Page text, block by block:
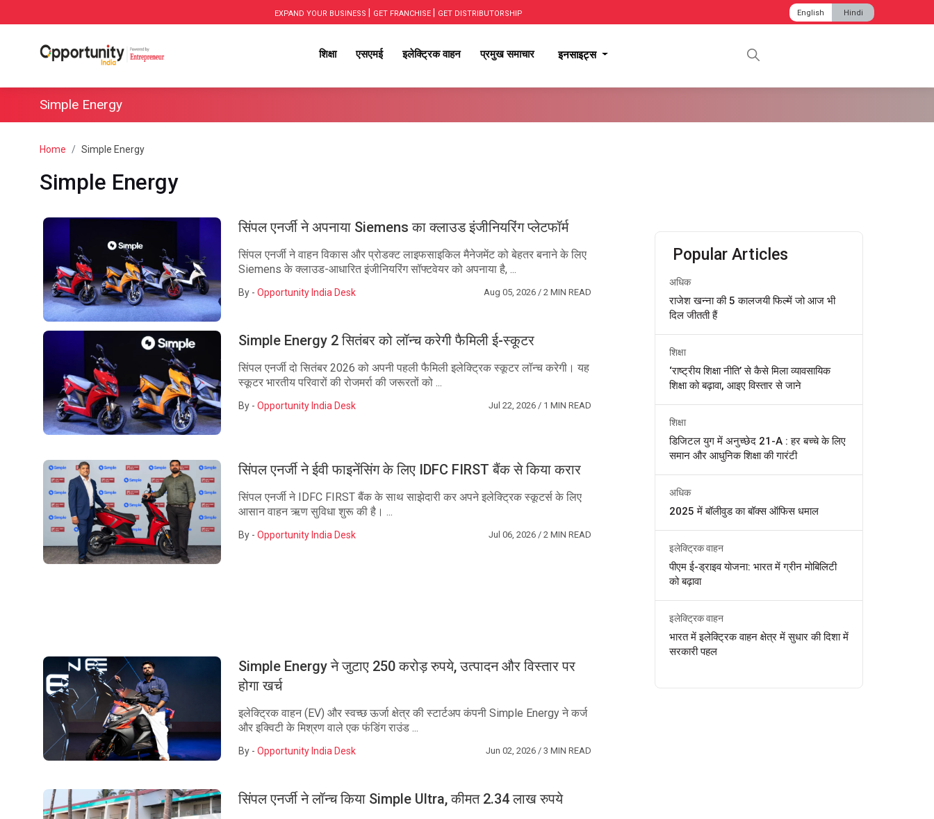
EXPAND YOUR BUSINESS GET FRANCHISE GET DISTRIBUTORSHIP English Hindi
शिक्षा एसएमई इलेक्ट्रिक वाहन प्रमुख समाचार इनसाइट्स
Simple Energy
Home Simple Energy
Simple Energy
सिंपल एनर्जी ने अपनाया Siemens का क्लाउड इंजीनियरिंग प्लेटफॉर्म
सिंपल एनर्जी ने वाहन विकास और प्रोडक्ट लाइफसाइकिल मैनेजमेंट को बेहतर बनाने के लिए
Siemens के क्लाउड-आधारित इंजीनियरिंग सॉफ्टवेयर को अपनाया है, ...
By - Opportunity India Desk Aug 05, 2026/ 2 MIN READ
Simple Energy 2 सितंबर को लॉन्च करेगी फैमिली ई-स्कूटर
सिंपल एनर्जी दो सितंबर 2026 को अपनी पहली फैमिली इलेक्ट्रिक स्कूटर लॉन्च करेगी। यह
स्कूटर भारतीय परिवारों की रोजमर्रा की जरूरतों को ...
By - Opportunity India Desk Jul 22, 2026/ 1 MIN READ
सिंपल एनर्जी ने ईवी फाइनेंसिंग के लिए IDFC FIRST बैंक से किया करार
सिंपल एनर्जी ने IDFC FIRST बैंक के साथ साझेदारी कर अपने इलेक्ट्रिक स्कूटर्स के लिए
आसान वाहन ऋण सुविधा शुरू की है। ...
By - Opportunity India Desk Jul 06, 2026/ 2 MIN READ
Simple Energy ने जुटाए 250 करोड़ रुपये, उत्पादन और विस्तार पर
होगा खर्च
इलेक्ट्रिक वाहन (EV) और स्वच्छ ऊर्जा क्षेत्र की स्टार्टअप कंपनी Simple Energy ने कर्ज
और इक्विटी के मिश्रण वाले एक फंडिंग राउंड ...
By - Opportunity India Desk Jun 02, 2026/ 3 MIN READ
सिंपल एनर्जी ने लॉन्च किया Simple Ultra, कीमत 2.34 लाख रुपये
Popular Articles
अधिक
राजेश खन्ना की 5 कालजयी फिल्में जो आज भी
दिल जीतती हैं
शिक्षा
‘राष्ट्रीय शिक्षा नीति’ से कैसे मिला व्यावसायिक
शिक्षा को बढ़ावा, आइए विस्तार से जाने
शिक्षा
डिजिटल युग में अनुच्छेद 21-A : हर बच्चे के लिए
समान और आधुनिक शिक्षा की गारंटी
अधिक
2025 में बॉलीवुड का बॉक्स ऑफिस धमाल
इलेक्ट्रिक वाहन
पीएम ई-ड्राइव योजना: भारत में ग्रीन मोबिलिटी
को बढ़ावा
इलेक्ट्रिक वाहन
भारत में इलेक्ट्रिक वाहन क्षेत्र में सुधार की दिशा में
सरकारी पहल